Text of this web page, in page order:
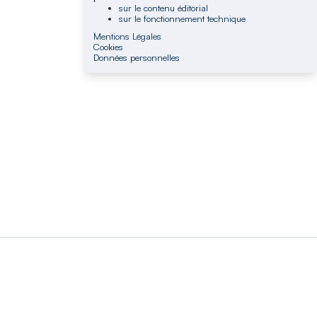
sur le contenu éditorial
sur le fonctionnement technique
Mentions Légales
Cookies
Données personnelles